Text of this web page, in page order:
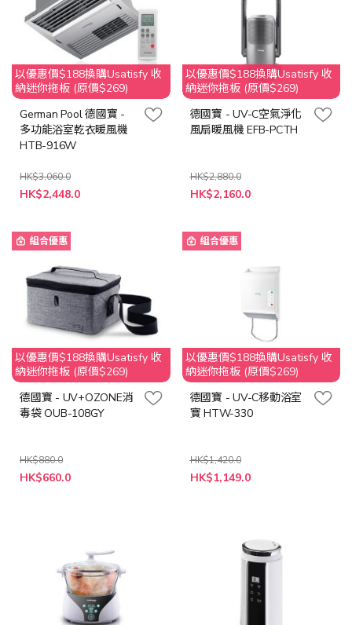
以優惠價$188換購Usatisfy 收
納迷你拖板 (原價$269)
German Pool 德國寶 -
多功能浴室乾衣暖風機
HTB-916W
HK$3,060.0
特
殊
HK$2,448.0
以優惠價$188換購Usatisfy 收
納迷你拖板 (原價$269)
德國寶 - UV-C空氣淨化
風扇暖風機 EFB-PCTH
HK$2,880.0
特
殊
HK$2,160.0
組合優惠
以優惠價$188換購Usatisfy 收
納迷你拖板 (原價$269)
德國寶 - UV+OZONE消
毒袋 OUB-108GY
HK$880.0
特
殊
HK$660.0
組合優惠
以優惠價$188換購Usatisfy 收
納迷你拖板 (原價$269)
德國寶 - UV-C移動浴室
寶 HTW-330
HK$1,420.0
特
殊
HK$1,149.0